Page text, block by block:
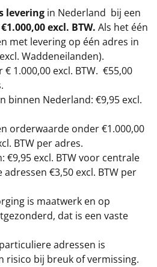
levering in Nederland bij een
€1.000,00 excl. BTW. Als het één
met levering op één adres in
Waddeneilanden).
€ 1.000,00 excl. BTW. €55,00
binnen Nederland: €9,95 excl.
orderwaarde onder €1.000,00
BTW per adres.
€9,95 excl. BTW voor centrale
€3,50 excl. BTW per
is maatwerk en op
dat is een vaste
adressen is
risico bij breuk of vermissing.